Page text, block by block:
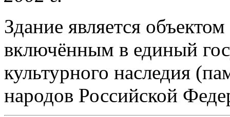
Здание является
включённым в единый
культурного наследия
народов Российской